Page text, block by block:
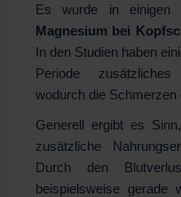
Es wurde in einigen
Magnesium bei
In den Studien haben
Periode zusätzliches
wodurch die Schmerzen
Generell ergibt es
zusätzliche
Durch den
beispielsweise gerade